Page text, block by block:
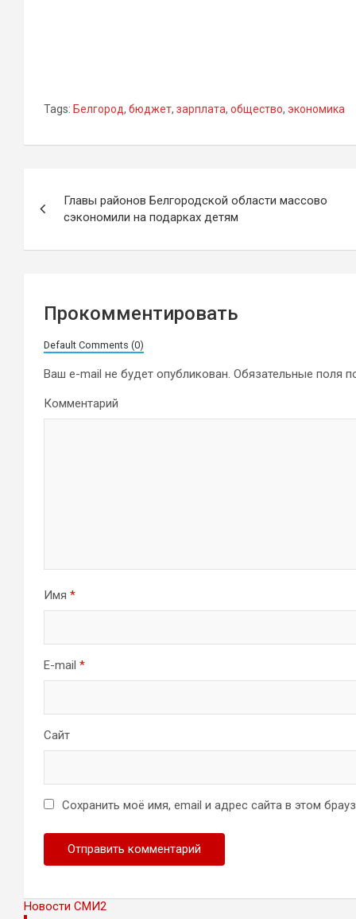
Tags: Белгород, бюджет, зарплата, общество, экономика
по
записям
Главы районов Белгородской области массово
сэкономили на подарках детям
Прокомментировать
Default Comments (0)
Ваш e-mail не будет опубликован. Обязательные поля
Комментарий
Имя *
E-mail *
Сайт
Сохранить моё имя, email и адрес сайта в этом
Новости СМИ2